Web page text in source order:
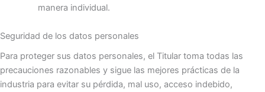
manera individual.
Seguridad de los datos personales
Para proteger sus datos personales, el Titular toma todas las
precauciones razonables y sigue las mejores prácticas de la
industria para evitar su pérdida, mal uso, acceso indebido,